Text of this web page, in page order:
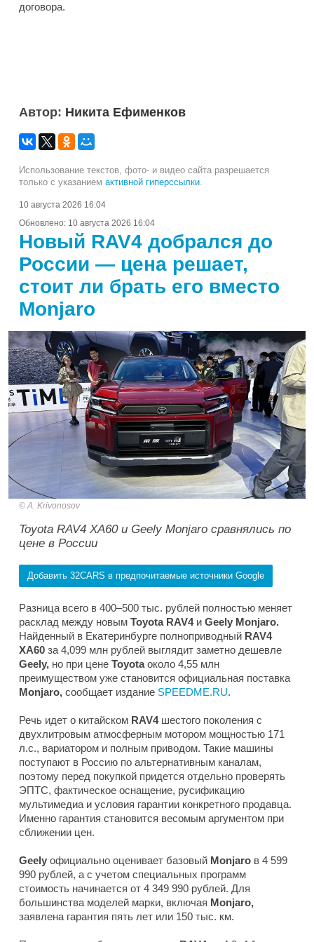
договора.
Автор: Никита Ефименков
Использование текстов, фото- и видео сайта разрешается
только с указанием активной гиперссылки.
10 августа 2026 16:04
Обновлено: 10 августа 2026 16:04
Новый RAV4 добрался до
России — цена решает,
стоит ли брать его вместо
Monjaro
A. Krivonosov
Toyota RAV4 XA60 и Geely Monjaro сравнялись по
цене в России
Добавить 32CARS в предпочитаемые источники Google
Разница всего в 400–500 тыс. рублей полностью меняет
расклад между новым Toyota RAV4и Geely Monjaro.
Найденный в Екатеринбурге полноприводный RAV4
XA60 за 4,099 млн рублей выглядит заметно дешевле
Geely, но при цене Toyotaоколо 4,55 млн
преимуществом уже становится официальная поставка
Monjaro, сообщает издание SPEEDME.RU.
Речь идет о китайском RAV4шестого поколения с
двухлитровым атмосферным мотором мощностью 171
л.с., вариатором и полным приводом. Такие машины
поступают в Россию по альтернативным каналам,
поэтому перед покупкой придется отдельно проверять
ЭПТС, фактическое оснащение, русификацию
мультимедиа и условия гарантии конкретного продавца.
Именно гарантия становится весомым аргументом при
сближении цен.
Geely официально оценивает базовый Monjaro в 4 599
990 рублей, а с учетом специальных программ
стоимость начинается от 4 349 990 рублей. Для
большинства моделей марки, включая Monjaro,
заявлена гарантия пять лет или 150 тыс. км.